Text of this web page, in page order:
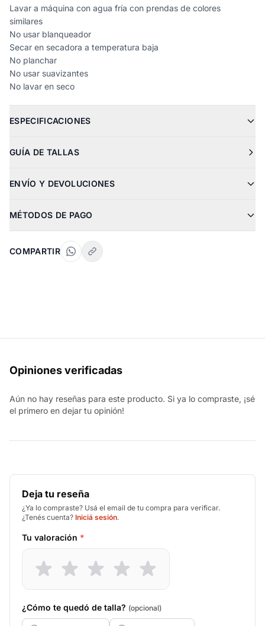
Lavar a máquina con agua fría con prendas de colores
similares
No usar blanqueador
Secar en secadora a temperatura baja
No planchar
No usar suavizantes
No lavar en seco
ESPECIFICACIONES
GUÍA DE TALLAS
ENVÍO Y DEVOLUCIONES
MÉTODOS DE PAGO
COMPARTIR
Opiniones verificadas
Aún no hay reseñas para este producto. Si ya lo compraste, ¡sé
el primero en dejar tu opinión!
Deja tu reseña
¿Ya lo compraste? Usá el email de tu compra para verificar.
¿Tenés cuenta? Iniciá sesión.
Tu valoración *
¿Cómo te quedó de talla? (opcional)